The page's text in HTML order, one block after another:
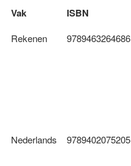
Vak ISBN
Rekenen 9789463264686
Nederlands 9789402075205